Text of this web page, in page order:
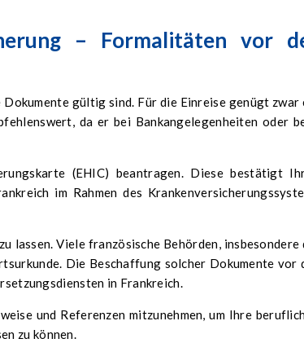
– Formalitäten vor
gültig sind. Für die Einreise genügt zwar
da er bei Bankangelegenheiten oder
(EHIC) beantragen. Diese bestätigt
im Rahmen des
lassen. Viele französische Behörden, insbesondere
Die Beschaffung solcher Dokumente vor
in Frankreich.
und Referenzen mitzunehmen, um Ihre
zu können.